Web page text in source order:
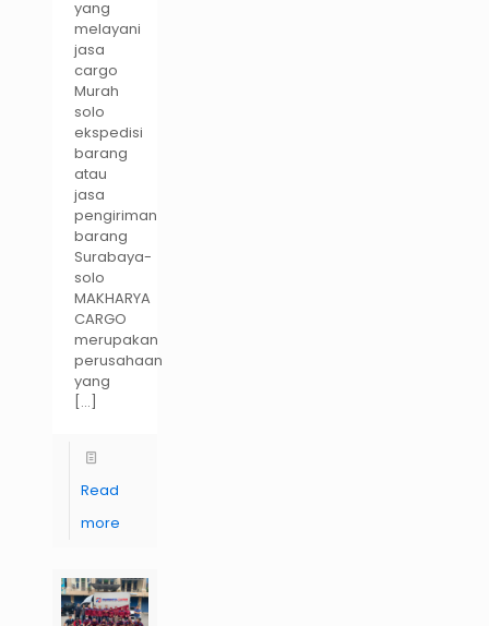
yang
melayani
jasa
cargo
Murah
solo
ekspedisi
barang
atau
jasa
pengiriman
barang
Surabaya-
solo
MAKHARYA
CARGO
merupakan
perusahaan
yang
[…]
Read
more